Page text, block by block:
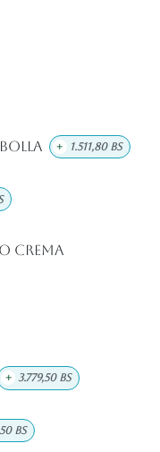
+ 1.511,80Bs
Crema
+ 3.779,50Bs
Bs